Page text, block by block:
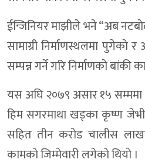
ईन्जिनियर माझीले भने “अब
सामाग्री निर्माणस्थलमा पुगेकाे
सम्पन्न गर्ने गरि निर्माणकाे
यस अघि २०७९ असार १५ सम्ममा
हिम सगरमाथा खड्का कृष्ण
सहित तीन कराेड चालीस
कामकाे जिम्मेवारी लगेकाे थियाे ।